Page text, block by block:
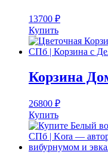
13700 ₽
Купить
Корзина
26800 ₽
Купить